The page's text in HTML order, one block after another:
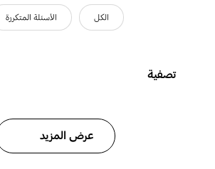
الكل الأسئلة المتكررة
تصفية
عرض المزيد